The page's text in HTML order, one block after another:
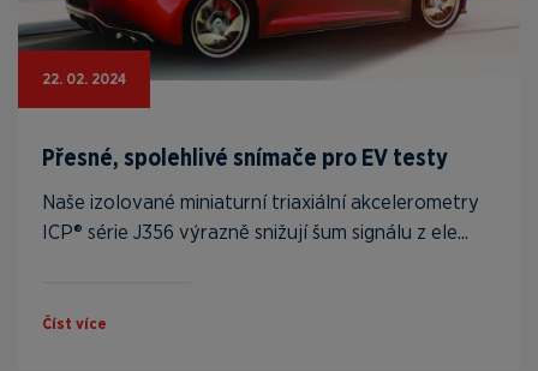
22. 02. 2024
Přesné, spolehlivé snímače pro EV testy
Naše izolované miniaturní triaxiální akcelerometry
ICP® série J356 výrazně snižují šum signálu z ele...
Číst více